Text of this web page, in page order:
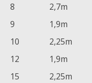
8
2,7m
9
1,9m
10
2,25m
12
1,9m
15
2,25m